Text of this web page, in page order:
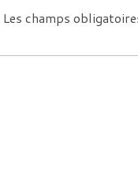
Les champs